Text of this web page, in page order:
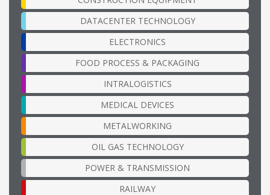
DATACENTER TECHNOLOGY
ELECTRONICS
FOOD PROCESS & PACKAGING
INTRALOGISTICS
MEDICAL DEVICES
METALWORKING
OIL GAS TECHNOLOGY
POWER & TRANSMISSION
RAILWAY